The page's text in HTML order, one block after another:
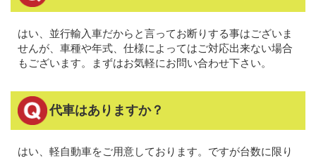
はい、並行輸入車だからと言ってお断りする事はございま
せんが、車種や年式、仕様によってはご対応出来ない場合
もございます。まずはお気軽にお問い合わせ下さい。
代車はありますか？
はい、軽自動車をご用意しております。ですが台数に限り